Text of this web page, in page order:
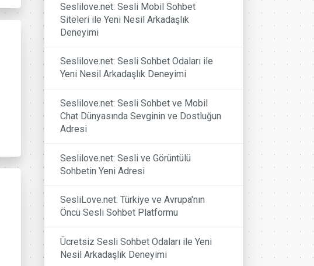
Seslilove.net: Sesli Mobil Sohbet
Siteleri ile Yeni Nesil Arkadaşlık
Deneyimi
Seslilove.net: Sesli Sohbet Odaları ile
Yeni Nesil Arkadaşlık Deneyimi
Seslilove.net: Sesli Sohbet ve Mobil
Chat Dünyasında Sevginin ve Dostluğun
Adresi
Seslilove.net: Sesli ve Görüntülü
Sohbetin Yeni Adresi
SesliLove.net: Türkiye ve Avrupa'nın
Öncü Sesli Sohbet Platformu
Ücretsiz Sesli Sohbet Odaları ile Yeni
Nesil Arkadaşlık Deneyimi